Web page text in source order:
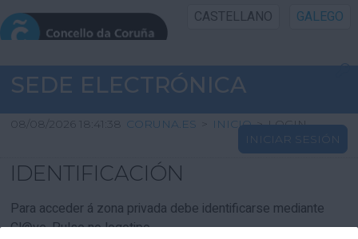
CASTELLANO GALEGO
INICIO SEDE
INICIO
INFORMACIÓN PÚBLICA
CARTAFOL CIDADÁN
SEDE ELECTRÓNICA
08/08/2026 18:41:38 CORUNA.ES > INICIO > LOGIN
INICIAR SESIÓN
IDENTIFICACIÓN
Para acceder á zona privada debe identificarse mediante
Cl@ve. Pulse no logotipo